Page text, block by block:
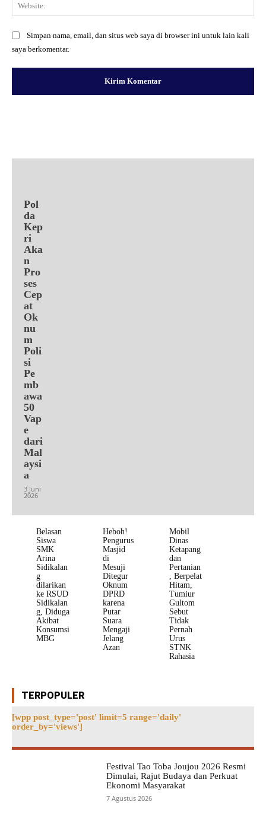
Simpan nama, email, dan situs web saya di browser ini untuk lain kali
saya berkomentar.
Pol
da
Kep
ri
Aka
n
Pro
ses
Cep
at
Ok
nu
m
Poli
si
Pe
mb
awa
50
Vap
e
dari
Mal
aysi
a
3 Juni
2026
Belasan
Siswa
SMK
Arina
Sidikalan
g
dilarikan
ke RSUD
Sidikalan
g, Diduga
Akibat
Konsumsi
MBG
Heboh!
Pengurus
Masjid
di
Mesuji
Ditegur
Oknum
DPRD
karena
Putar
Suara
Mengaji
Jelang
Azan
Mobil
Dinas
Ketapang
dan
Pertanian
, Berpelat
Hitam,
Tumiur
Gultom
Sebut
Tidak
Pernah
Urus
STNK
Rahasia
TERPOPULER
[wpp post_type='post' limit=5 range='daily'
order_by='views']
Festival Tao Toba Joujou 2026 Resmi
Dimulai, Rajut Budaya dan Perkuat
Ekonomi Masyarakat
7 Agustus 2026